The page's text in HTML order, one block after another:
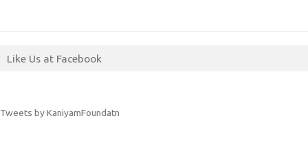
Like Us at Facebook
Tweets by KaniyamFoundatn